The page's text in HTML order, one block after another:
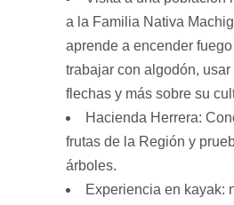
a la Familia Nativa
aprende a encender
trabajar con algodón, usar
flechas y más sobre su
Hacienda Herrera:
frutas de la Región y
árboles.
Experiencia en kayak: